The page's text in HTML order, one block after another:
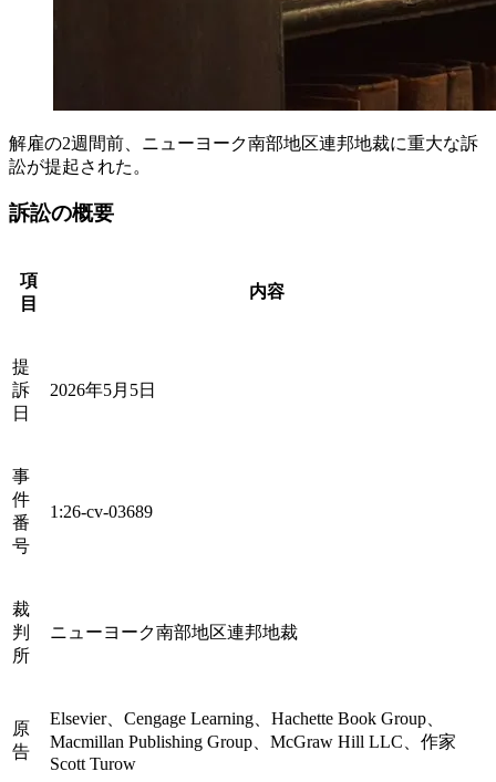
解雇の2週間前、ニューヨーク南部地区連邦地裁に重大な訴
訟が提起された。
訴訟の概要
項
目
内容
提
訴
日
2026年5月5日
事
件
番
号
1:26-cv-03689
裁
判
所
ニューヨーク南部地区連邦地裁
原
告
Elsevier、Cengage Learning、Hachette Book Group、
Macmillan Publishing Group、McGraw Hill LLC、作家
Scott Turow